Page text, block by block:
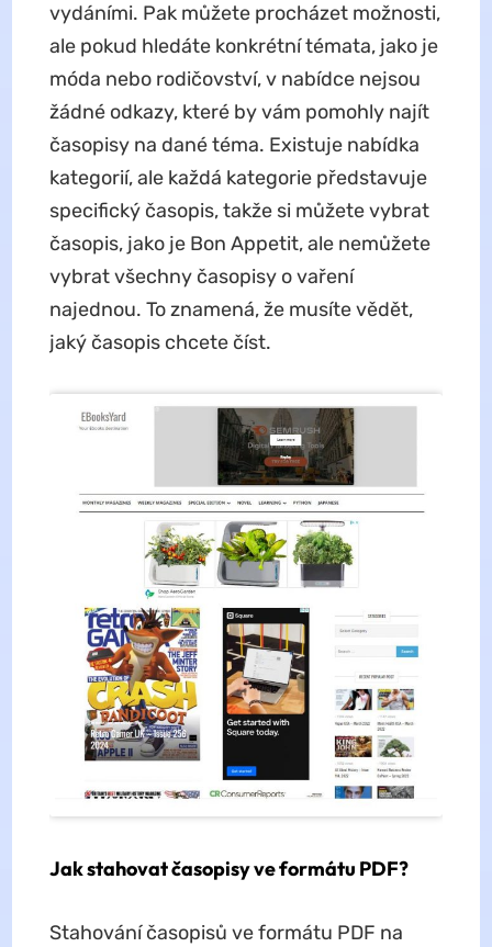
vydáními. Pak můžete procházet možnosti,
ale pokud hledáte konkrétní témata, jako je
móda nebo rodičovství, v nabídce nejsou
žádné odkazy, které by vám pomohly najít
časopisy na dané téma. Existuje nabídka
kategorií, ale každá kategorie představuje
specifický časopis, takže si můžete vybrat
časopis, jako je Bon Appetit, ale nemůžete
vybrat všechny časopisy o vaření
najednou. To znamená, že musíte vědět,
jaký časopis chcete číst.
Jak stahovat časopisy ve formátu PDF?
Stahování časopisů ve formátu PDF na